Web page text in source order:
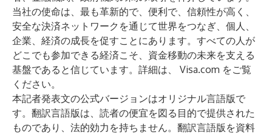
当社の使命は、最も革新的で、便利で、信頼性が高く、
安全な決済ネットワークを通じて世界をつなぎ、個人、
企業、経済の成長を促すことにあります。すべての人が
どこでも参加できる経済こそ、資金移動の未来を支える
基盤であると信じています。詳細は、 Visa.com をご覧
ください。
本記者発表文の公式バージョンはオリジナル言語版で
す。翻訳言語版は、読者の便宜を図る目的で提供された
ものであり、法的効力を持ちません。翻訳言語版を資料